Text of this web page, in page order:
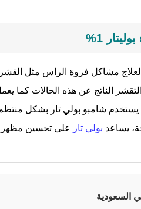
1%
مشاكل فروة الراس مثل
الناتج عن هذه الحالات
يستخدم شامبو بولي تار بشكل
يساعد بولي تار على تحسين مظهر